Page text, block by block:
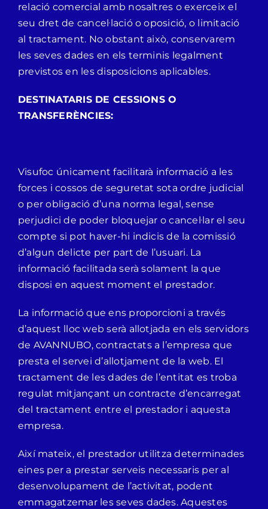
relació comercial amb nosaltres o exerceix el
seu dret de cancel·lació o oposició, o limitació
al tractament. No obstant això, conservarem
les seves dades en els terminis legalment
previstos en les disposicions aplicables.
DESTINATARIS DE CESSIONS O
TRANSFERÈNCIES:
Visufoc únicament facilitarà informació a les
forces i cossos de seguretat sota ordre judicial
o per obligació d’una norma legal, sense
perjudici de poder bloquejar o cancel·lar el seu
compte si pot haver-hi indicis de la comissió
d’algun delicte per part de l’usuari. La
informació facilitada serà solament la que
disposi en aquest moment el prestador.
La informació que ens proporcioni a través
d’aquest lloc web serà allotjada en els servidors
de AVANNUBO, contractats a l’empresa que
presta el servei d’allotjament de la web. El
tractament de les dades de l’entitat es troba
regulat mitjançant un contracte d’encarregat
del tractament entre el prestador i aquesta
empresa.
Així mateix, el prestador utilitza determinades
eines per a prestar serveis necessaris per al
desenvolupament de l’activitat, podent
emmagatzemar les seves dades. Aquestes